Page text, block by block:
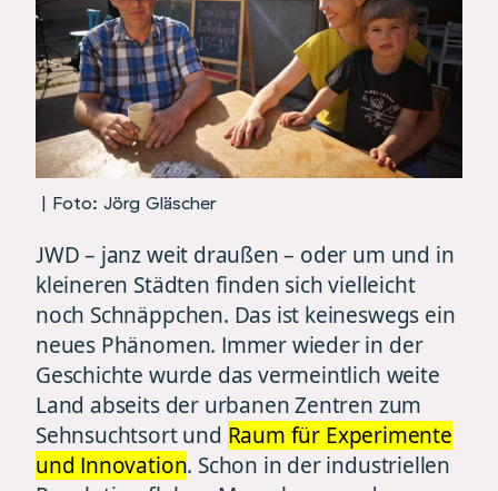
| Foto: Jörg Gläscher
JWD – janz weit draußen – oder um und in
kleineren Städten finden sich vielleicht
noch Schnäppchen. Das ist keineswegs ein
neues Phänomen. Immer wieder in der
Geschichte wurde das vermeintlich weite
Land abseits der urbanen Zentren zum
Sehnsuchtsort und Raum für Experimente
und Innovation. Schon in der industriellen